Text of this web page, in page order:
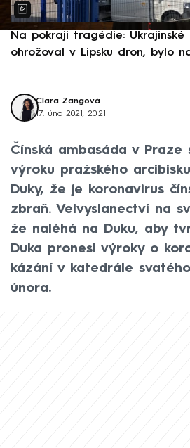
Na pokraji tragédie:
ohrožoval v Lipsku dron, bylo
Clara Zangová
17. úno 2021, 20:21
Čínská ambasáda v
výroku pražského
Duky, že je koronavirus
zbraň. Velvyslanectví na
že naléhá na Duku, aby
Duka pronesl výroky o
kázání v katedrále
února.